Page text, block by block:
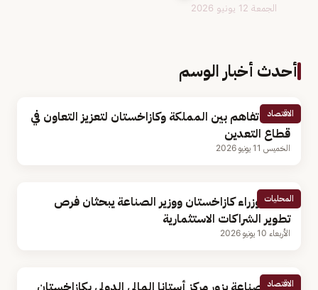
الجمعة 12 يونيو 2026
أحدث أخبار الوسم
الاقتصاد
مذكرة تفاهم بين المملكة وكازاخستان لتعزيز التعاون في
قطاع التعدين
الخميس 11 يونيو 2026
المحليات
رئيس وزراء كازاخستان ووزير الصناعة يبحثان فرص
تطوير الشراكات الاستثمارية
الأربعاء 10 يونيو 2026
الاقتصاد
وزير الصناعة يزور مركز أستانا المالي الدولي بكازاخستان